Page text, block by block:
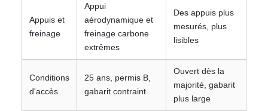
Appuis et
freinage
Appui
aérodynamique et
freinage carbone
extrêmes
Des appuis plus
mesurés, plus
lisibles
Conditions
d'accès
25 ans, permis B,
gabarit contraint
Ouvert dès la
majorité, gabarit
plus large